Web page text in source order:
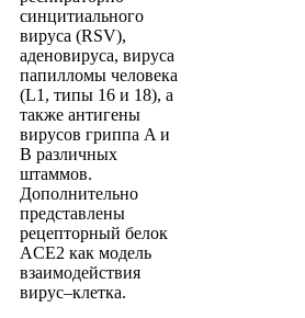
синцитиального
вируса (RSV),
аденовируса, вируса
папилломы человека
(L1, типы 16 и 18), а
также антигены
вирусов гриппа A и
B различных
штаммов.
Дополнительно
представлены
рецепторный белок
ACE2 как модель
взаимодействия
вирус–клетка.